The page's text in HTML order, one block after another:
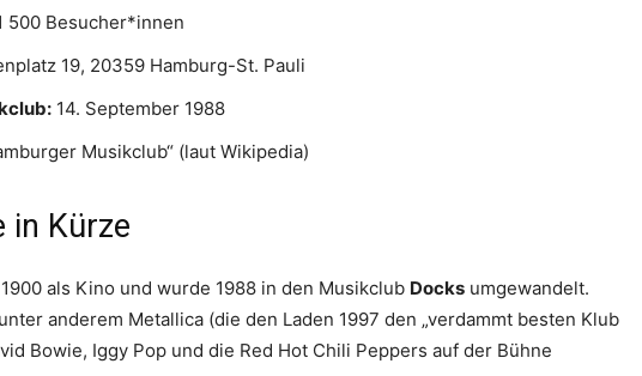
500 Besucher*innen
19, 20359 Hamburg-St. Pauli
14. September 1988
Musikclub“ (laut Wikipedia)
in Kürze
als Kino und wurde 1988 in den Musikclub Docks umgewandelt.
anderem Metallica (die den Laden 1997 den „verdammt besten Klub
Bowie, Iggy Pop und die Red Hot Chili Peppers auf der Bühne